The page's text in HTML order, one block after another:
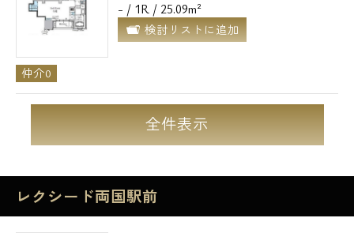
- / 1R / 25.09m²
検討リストに追加
仲介0
全件表示
レクシード両国駅前